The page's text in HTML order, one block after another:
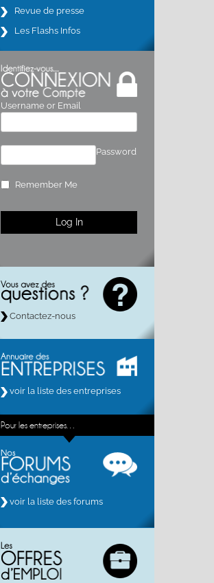
Revue de presse
Les Flashs Infos
Username or Email
Password
Remember Me
Contactez-nous
voir la liste des entreprises
Pour les entreprises…
voir la liste des forums